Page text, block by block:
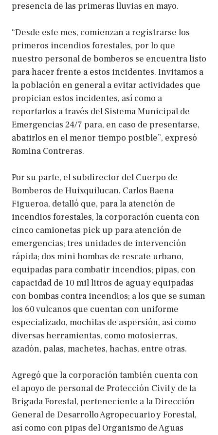
presencia de las primeras lluvias en mayo.
“Desde este mes, comienzan a registrarse los
primeros incendios forestales, por lo que
nuestro personal de bomberos se encuentra listo
para hacer frente a estos incidentes. Invitamos a
la población en general a evitar actividades que
propician estos incidentes, así como a
reportarlos a través del Sistema Municipal de
Emergencias 24/7 para, en caso de presentarse,
abatirlos en el menor tiempo posible”, expresó
Romina Contreras.
Por su parte, el subdirector del Cuerpo de
Bomberos de Huixquilucan, Carlos Baena
Figueroa, detalló que, para la atención de
incendios forestales, la corporación cuenta con
cinco camionetas pick up para atención de
emergencias; tres unidades de intervención
rápida; dos mini bombas de rescate urbano,
equipadas para combatir incendios; pipas, con
capacidad de 10 mil litros de agua y equipadas
con bombas contra incendios; a los que se suman
los 60 vulcanos que cuentan con uniforme
especializado, mochilas de aspersión, así como
diversas herramientas, como motosierras,
azadón, palas, machetes, hachas, entre otras.
Agregó que la corporación también cuenta con
el apoyo de personal de Protección Civil y de la
Brigada Forestal, perteneciente a la Dirección
General de Desarrollo Agropecuario y Forestal,
así como con pipas del Organismo de Aguas